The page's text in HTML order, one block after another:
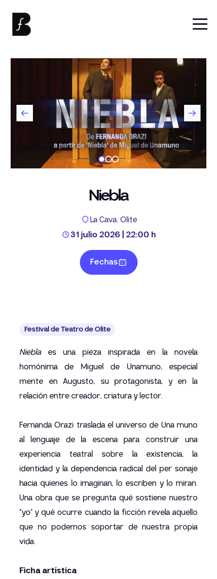
Niebla
La Cava. Olite
31 julio 2026 | 22:00 h
Fechas
Festival de Teatro de Olite
Niebla es una pieza inspirada en la novela
homónima de Miguel de Unamuno, especial
mente en Augusto, su protagonista, y en la
relación entre creador, criatura y lector.
Fernanda Orazi traslada el universo de Una muno
al lenguaje de la escena para construir una
experiencia teatral sobre la existencia, la
identidad y la dependencia radical del per sonaje
hacia quienes lo imaginan, lo escriben y lo miran.
Una obra que se pregunta qué sostiene nuestro
“yo” y qué ocurre cuando la ficción revela aquello
que no podemos soportar de nuestra propia
vida.
Ficha artística